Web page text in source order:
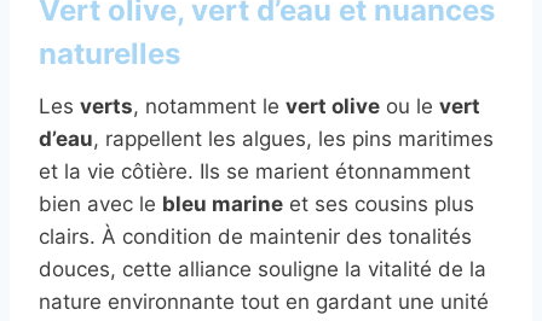
Vert olive, vert d’eau et nuances
naturelles
Les verts, notamment le vert olive ou le vert
d’eau, rappellent les algues, les pins maritimes
et la vie côtière. Ils se marient étonnamment
bien avec le bleu marine et ses cousins plus
clairs. À condition de maintenir des tonalités
douces, cette alliance souligne la vitalité de la
nature environnante tout en gardant une unité